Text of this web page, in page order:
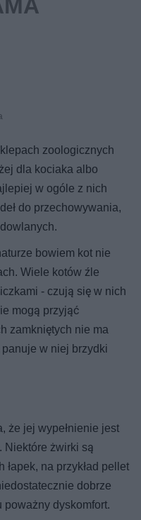
zoologicznych
dla kociaka albo
w ogóle z nich
do przechowywania,
bowiem kot nie
Wiele kotów źle
- czują się w nich
mogą przyjąć
zamkniętych nie ma
w niej brzydki
że jej wypełnienie jest
Niektóre żwirki są
na przykład pellet
dobrze
poważny dyskomfort.